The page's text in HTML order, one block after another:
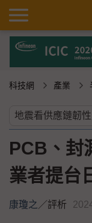
科技網 產業
PCB、封
業者提台
康瓊之 ／評析